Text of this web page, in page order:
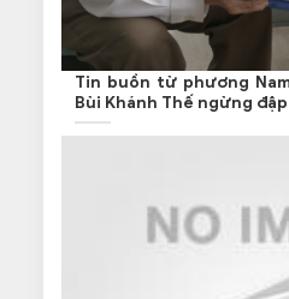
Tin buồn từ phương
Bùi Khánh Thế ngừng đập